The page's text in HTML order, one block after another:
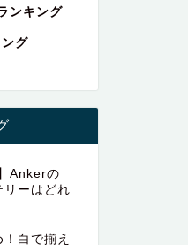
ンキング
グ
Ankerの
リーはどれ
白で揃え